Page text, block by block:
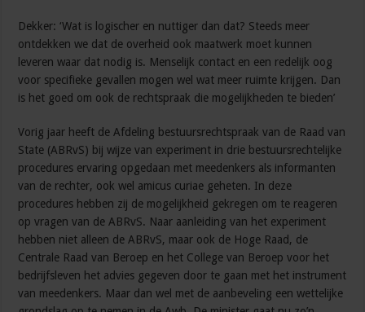
Dekker: ‘Wat is logischer en nuttiger dan dat? Steeds meer
ontdekken we dat de overheid ook maatwerk moet kunnen
leveren waar dat nodig is. Menselijk contact en een redelijk oog
voor specifieke gevallen mogen wel wat meer ruimte krijgen. Dan
is het goed om ook de rechtspraak die mogelijkheden te bieden’
Vorig jaar heeft de Afdeling bestuursrechtspraak van de Raad van
State (ABRvS) bij wijze van experiment in drie bestuursrechtelijke
procedures ervaring opgedaan met meedenkers als informanten
van de rechter, ook wel amicus curiae geheten. In deze
procedures hebben zij de mogelijkheid gekregen om te reageren
op vragen van de ABRvS. Naar aanleiding van het experiment
hebben niet alleen de ABRvS, maar ook de Hoge Raad, de
Centrale Raad van Beroep en het College van Beroep voor het
bedrijfsleven het advies gegeven door te gaan met het instrument
van meedenkers. Maar dan wel met de aanbeveling een wettelijke